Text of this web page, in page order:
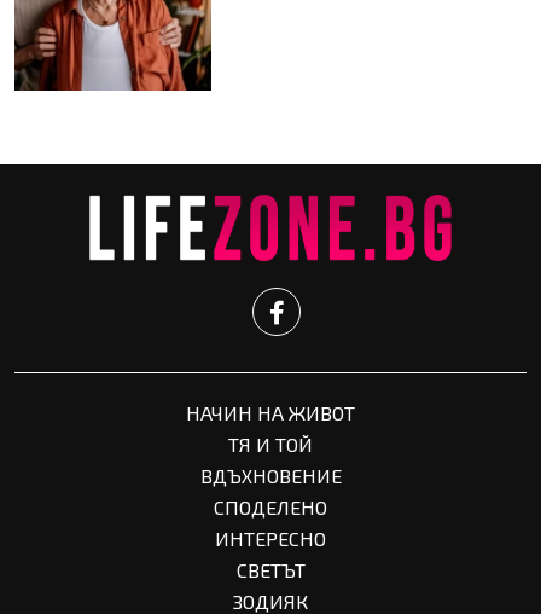
НАЧИН НА ЖИВОТ
ТЯ И ТОЙ
ВДЪХНОВЕНИЕ
СПОДЕЛЕНО
ИНТЕРЕСНО
СВЕТЪТ
ЗОДИЯК